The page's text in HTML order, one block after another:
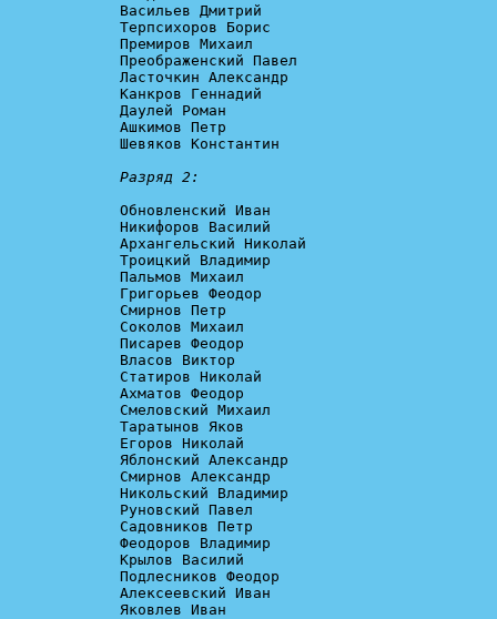
Васильев Дмитрий
Терпсихоров Борис
Премиров Михаил
Преображенский Павел
Ласточкин Александр
Канкров Геннадий
Даулей Роман
Ашкимов Петр
Шевяков Константин
Разряд 2:
Обновленский Иван
Никифоров Василий
Архангельский Николай
Троицкий Владимир
Пальмов Михаил
Григорьев Феодор
Смирнов Петр
Соколов Михаил
Писарев Феодор
Власов Виктор
Статиров Николай
Ахматов Феодор
Смеловский Михаил
Таратынов Яков
Егоров Николай
Яблонский Александр
Смирнов Александр
Никольский Владимир
Руновский Павел
Садовников Петр
Феодоров Владимир
Крылов Василий
Подлесников Феодор
Алексеевский Иван
Яковлев Иван